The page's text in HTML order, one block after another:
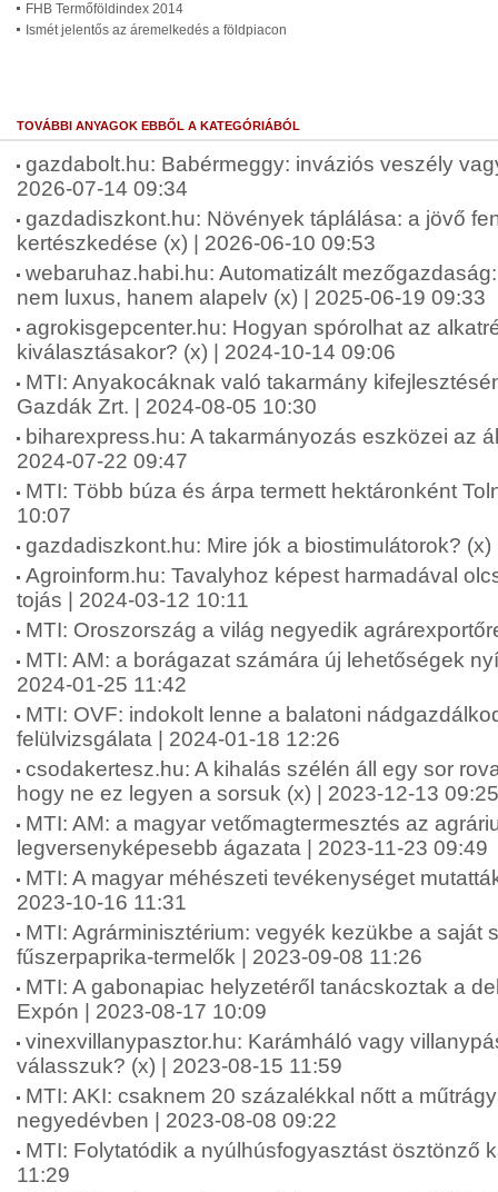
FHB Termőföldindex 2014
Ismét jelentős az áremelkedés a földpiacon
TOVÁBBI ANYAGOK EBBŐL A KATEGÓRIÁBÓL
gazdabolt.hu: Babérmeggy: inváziós veszély
2026-07-14 09:34
gazdadiszkont.hu: Növények táplálása: a jövő
kertészkedése (x) | 2026-06-10 09:53
webaruhaz.habi.hu: Automatizált
nem luxus, hanem alapelv (x) | 2025-06-19 09:33
agrokisgepcenter.hu: Hogyan spórolhat az
kiválasztásakor? (x) | 2024-10-14 09:06
MTI: Anyakocáknak való takarmány
Gazdák Zrt. | 2024-08-05 10:30
biharexpress.hu: A takarmányozás eszközei az
2024-07-22 09:47
MTI: Több búza és árpa termett hektáronként
10:07
gazdadiszkont.hu: Mire jók a biostimulátorok?
Agroinform.hu: Tavalyhoz képest harmadával
tojás | 2024-03-12 10:11
MTI: Oroszország a világ negyedik
MTI: AM: a borágazat számára új lehetőségek
2024-01-25 11:42
MTI: OVF: indokolt lenne a balatoni
felülvizsgálata | 2024-01-18 12:26
csodakertesz.hu: A kihalás szélén áll egy sor
hogy ne ez legyen a sorsuk (x) | 2023-12-13 09:25
MTI: AM: a magyar vetőmagtermesztés az
legversenyképesebb ágazata | 2023-11-23 09:49
MTI: A magyar méhészeti tevékenységet
2023-10-16 11:31
MTI: Agrárminisztérium: vegyék kezükbe a saját
fűszerpaprika-termelők | 2023-09-08 11:26
MTI: A gabonapiac helyzetéről tanácskoztak a
Expón | 2023-08-17 10:09
vinexvillanypasztor.hu: Karámháló vagy
válasszuk? (x) | 2023-08-15 11:59
MTI: AKI: csaknem 20 százalékkal nőtt a
negyedévben | 2023-08-08 09:22
MTI: Folytatódik a nyúlhúsfogyasztást ösztönző
11:29